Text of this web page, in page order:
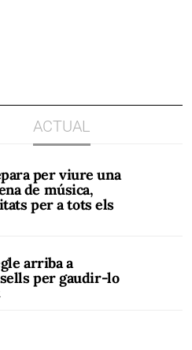
ACTUAL
per viure una
de música,
per a tots els
arriba a
per gaudir-lo